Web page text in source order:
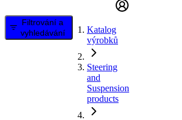
Filtrování a
vyhledávání
Katalog
výrobků
Steering
and
Suspension
products